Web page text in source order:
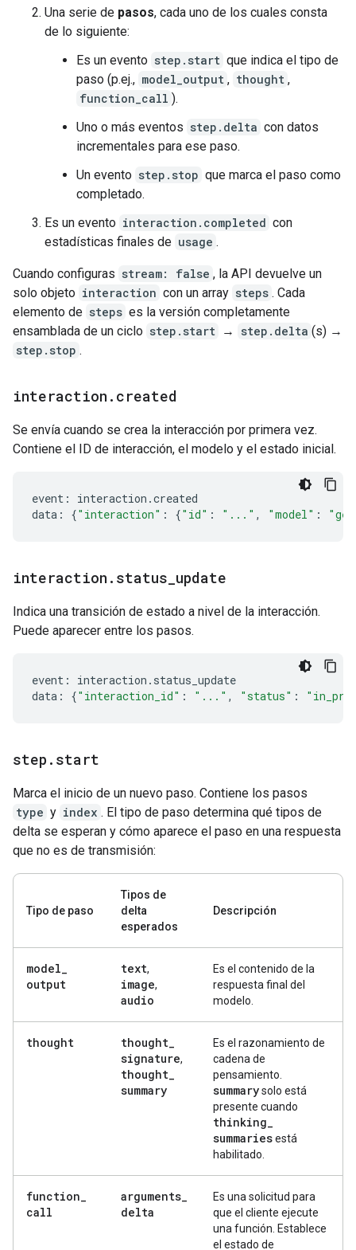
Una serie de pasos, cada uno de los cuales consta
de lo siguiente:
Es un evento step.start que indica el tipo de
paso (p.ej., model_output , thought ,
function_call ).
Uno o más eventos step.delta con datos
incrementales para ese paso.
Un evento step.stop que marca el paso como
completado.
Es un evento interaction.completed con
estadísticas finales de usage .
Cuando configuras stream: false , la API devuelve un
solo objeto interaction con un array steps . Cada
elemento de steps es la versión completamente
ensamblada de un ciclo step.start → step.delta (s) →
step.stop .
interaction . created
Se envía cuando se crea la interacción por primera vez.
Contiene el ID de interacción, el modelo y el estado inicial.
event : interaction .created
data : {"interaction" : {"id" : "..." , "model" :
interaction . status update
Indica una transición de estado a nivel de la interacción.
Puede aparecer entre los pasos.
event : interaction . status_update
data : {"interaction_id" : "..." , "status" :
step . start
Marca el inicio de un nuevo paso. Contiene los pasos
type y index . El tipo de paso determina qué tipos de
delta se esperan y cómo aparece el paso en una respuesta
que no es de transmisión:
Tipo de paso
Tipos de
delta
esperados
Descripción
model_
output
text,
image,
audio
Es el contenido de la
respuesta final del
modelo.
thought thought_
signature,
thought_
summary
Es el razonamiento de
cadena de
pensamiento.
summarysolo está
presente cuando
thinking_
summariesestá
habilitado.
function_
call
arguments_
delta
Es una solicitud para
que el cliente ejecute
una función. Establece
el estado de